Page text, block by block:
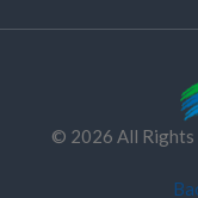
© 2026 All Rights